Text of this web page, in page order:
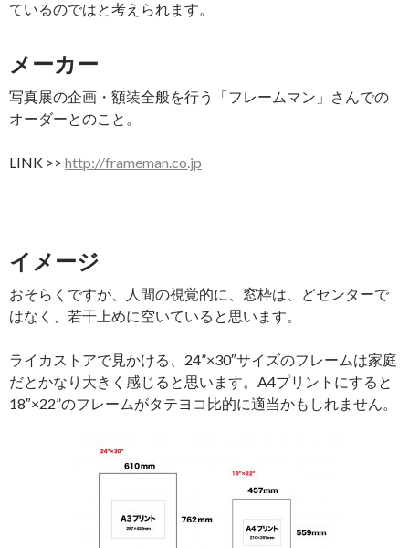
ているのではと考えられます。
メーカー
写真展の企画・額装全般を行う「フレームマン」さんでの
オーダーとのこと。
LINK >> http://frameman.co.jp
イメージ
おそらくですが、人間の視覚的に、窓枠は、どセンターで
はなく、若干上めに空いていると思います。
ライカストアで見かける、24”×30″サイズのフレームは家庭
だとかなり大きく感じると思います。A4プリントにすると
18″×22”のフレームがタテヨコ比的に適当かもしれません。